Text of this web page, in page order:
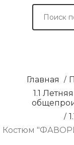
Главная /
1.1
/
Костюм